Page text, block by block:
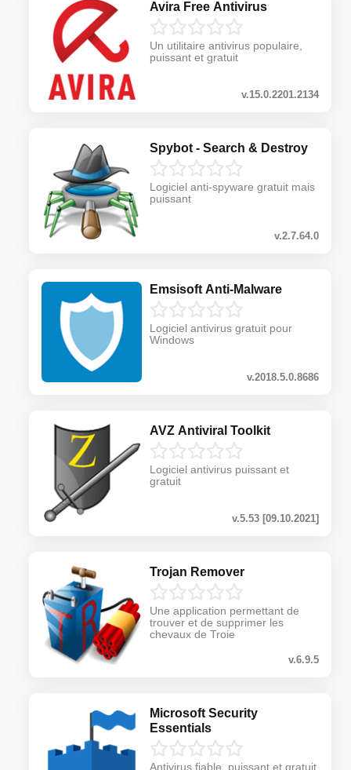
Avira Free Antivirus
Un utilitaire antivirus populaire,
puissant et gratuit
v.15.0.2201.2134
Spybot - Search & Destroy
Logiciel anti-spyware gratuit mais
puissant
v.2.7.64.0
Emsisoft Anti-Malware
Logiciel antivirus gratuit pour
Windows
v.2018.5.0.8686
AVZ Antiviral Toolkit
Logiciel antivirus puissant et
gratuit
v.5.53 [09.10.2021]
Trojan Remover
Une application permettant de
trouver et de supprimer les
chevaux de Troie
v.6.9.5
Microsoft Security
Essentials
Antivirus fiable, puissant et gratuit